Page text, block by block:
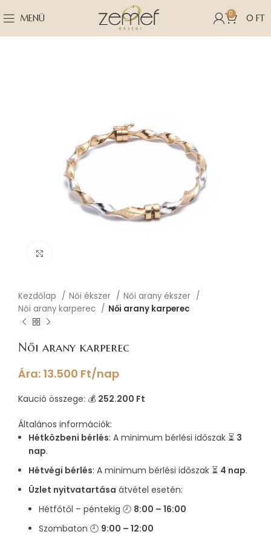
MENÜ 0 0 FT
Kezdőlap Női ékszer
Női arany ékszer
Női arany karperec
Női arany karperec
Női arany karperec
Ára: 13.500 Ft/nap
Kaució összege: 💰 252.200 Ft
Általános információk:
Hétközbeni bérlés: A minimum bérlési időszak ⏳ 3
nap.
Hétvégi bérlés: A minimum bérlési időszak ⏳ 4 nap.
Üzlet nyitvatartása átvétel esetén:
Hétfőtől – péntekig 🕗 8:00 – 16:00
Szombaton 🕘 9:00 – 12:00